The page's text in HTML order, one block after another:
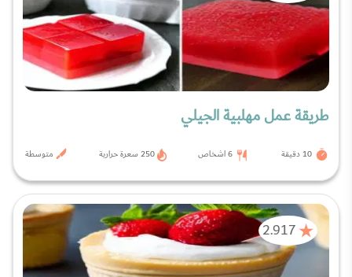
طريقة عمل مهلبية الجيلي
10 دقيقة 6 اشخاص 250 سعرة حرارية متوسطة
2.917